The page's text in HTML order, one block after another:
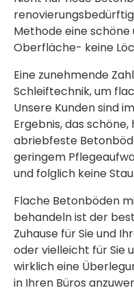
Methode eine
Oberfläche- keine
Eine zunehmende
Schleiftechnik, um
Unsere Kunden sind
Ergebnis, das
abriebfeste
geringem
und folglich keine
Flache Betonböden
behandeln ist der
Zuhause für Sie und
oder vielleicht für Sie
wirklich eine
in Ihren Büros